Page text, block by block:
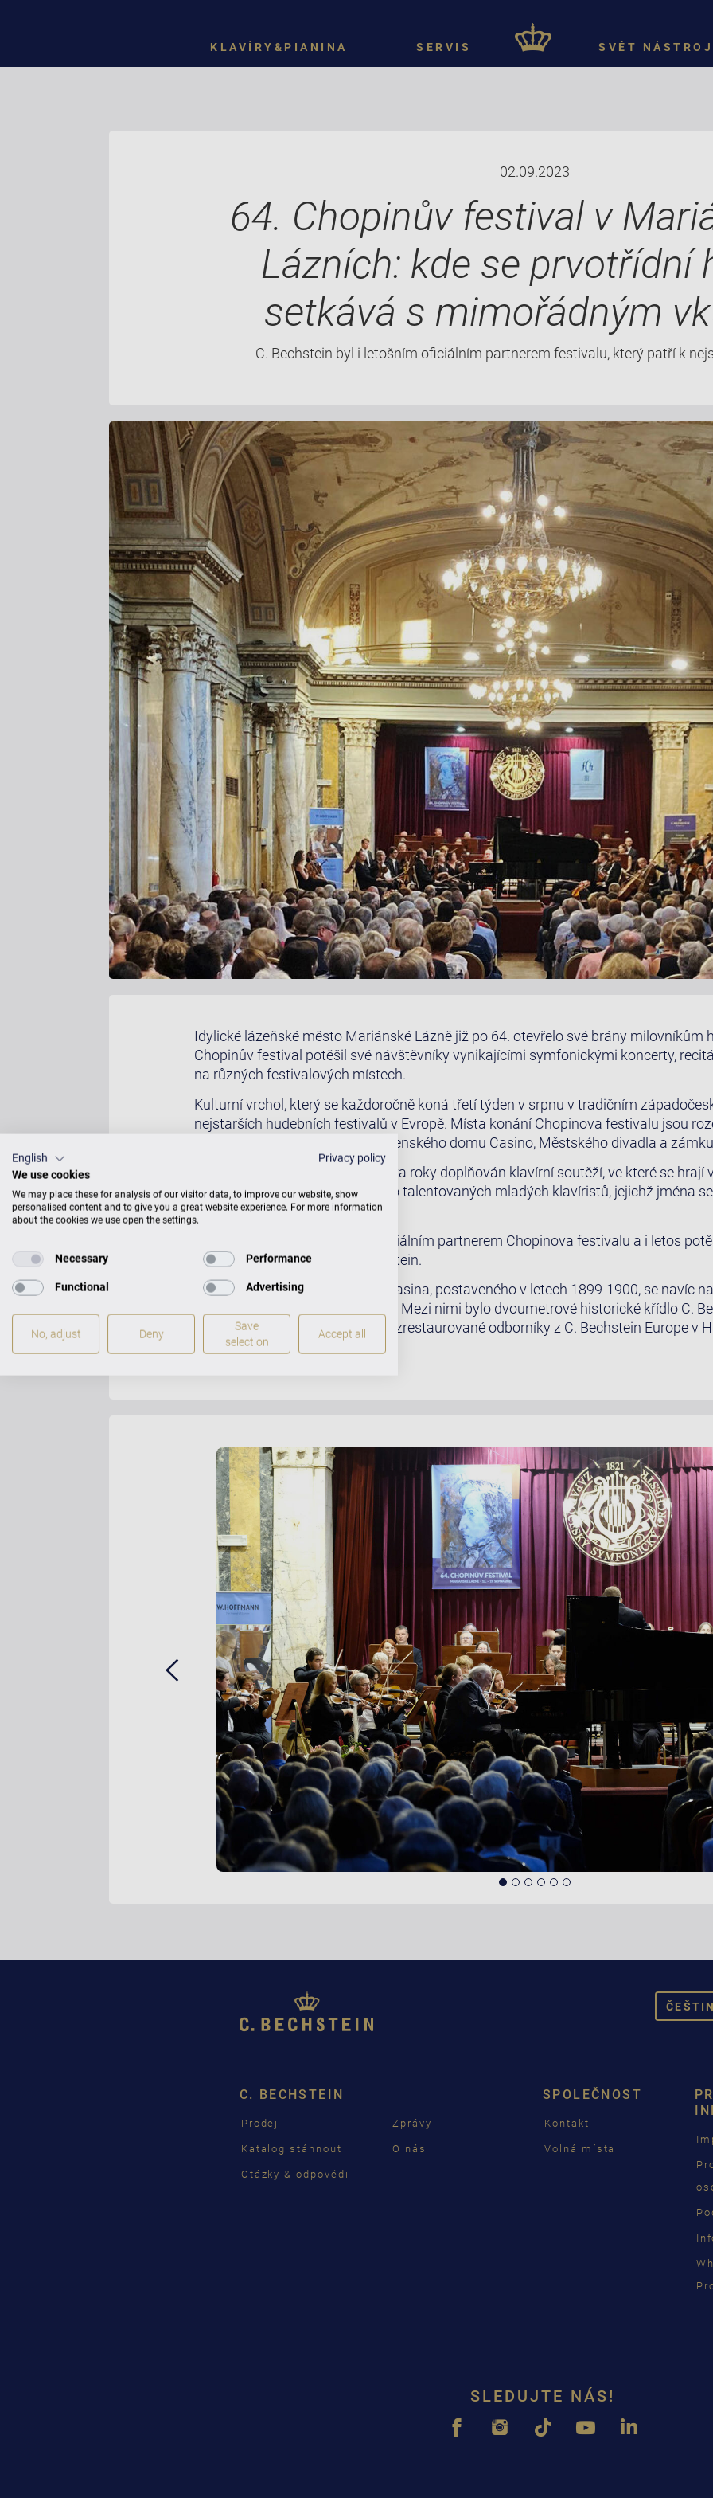
KLAVÍRY&PIANINA SERVIS SVĚT
02.09.2023
64. Chopinův festival v
Lázních: kde se prvotřídní
setkává s mimořádným
C. Bechstein byl i letošním oficiálním partnerem festivalu, který patří k
Idylické lázeňské město Mariánské Lázně již po 64. otevřelo své brány milovníkům
Chopinův festival potěšil své návštěvníky vynikajícími symfonickými koncerty,
na různých festivalových místech.
Kulturní vrchol, který se každoročně koná třetí týden v srpnu v tradičním
nejstarších hudebních festivalů v Evropě. Místa konání Chopinova festivalu jsou
včetně Chopinova domu, Společenského domu Casino, Městského divadla a
Od roku 1962 je festival každé dva roky doplňován klavírní soutěží, ve které se
Tato soutěž již vychovala mnoho talentovaných mladých klavíristů, jejichž jména
po celém hudebním světě.
C. Bechstein je od roku 2021 oficiálním partnerem Chopinova festivalu a i letos
na koncertních křídlech C. Bechstein.
V zrcadlovém sále velkolepého kasina, postaveného v letech 1899-1900, se navíc
se špičkovými pianinami a křídly. Mezi nimi bylo dvoumetrové historické křídlo C.
Berlíně v roce 1901 a kompletně zrestaurované odborníky z C. Bechstein Europe v
republice.
Previous
C. BECHSTEIN
Prodej
Katalog stáhnout
Otázky & odpovědi
Zprávy
O nás
SPOLEČNOST
Kontakt
Volná místa
SLEDUJTE NÁS!
English
Privacy policy
We use cookies
We may place these for analysis of our visitor data, to improve our website, show
personalised content and to give you a great website experience. For more information
about the cookies we use open the settings.
Necessary Performance
Functional Advertising
No, adjust Deny
Save
selection
Accept all